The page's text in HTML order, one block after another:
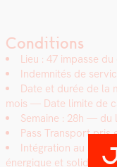
Conditions
Lieu : 47 impasse
Indem­nités de
Date et durée de la
mois — Date lim­ite de
Semaine : 28h — du
Pass Trans­port pris
Inté­gra­tion au sein
énergique et sol­idaire